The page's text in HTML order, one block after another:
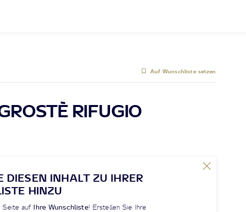
Auf Wunschliste setzen
RIFUGIO
DIESEN INHALT ZU IHRER
HINZU
Seite auf Ihre Wunschliste! Erstellen Sie Ihre